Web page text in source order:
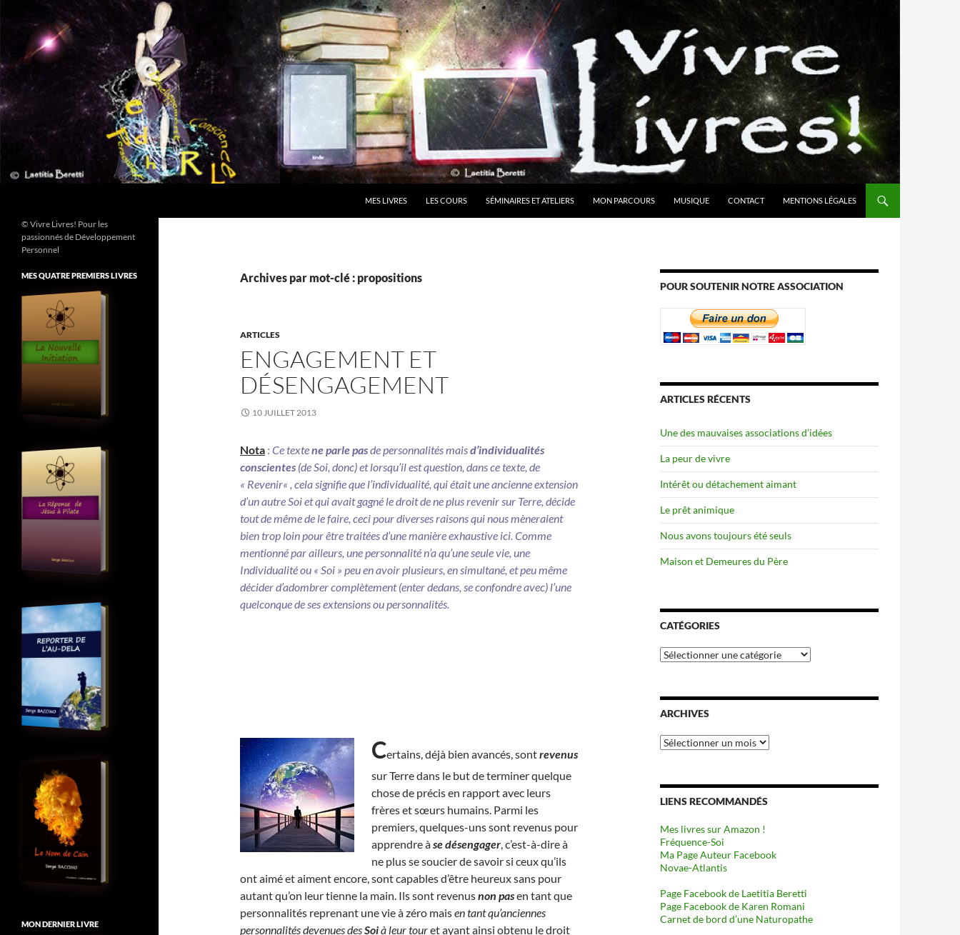
contenu
MES LIVRES LES COURS SÉMINAIRES ET ATELIERS MON PARCOURS MUSIQUE CONTACT MENTIONS LÉGALES
Archives par mot-clé : propositions
ARTICLES
ENGAGEMENT ET
DÉSENGAGEMENT
10 JUILLET 2013
Nota : Ce textene parle pasde personnalités maisd’individualités
conscientes (de Soi, donc) et lorsqu’il est question, dans ce texte, de
« Revenir« , cela signifie que l’individualité, qui était une ancienne extension
d’un autre Soi et qui avait gagné le droit de ne plus revenir sur Terre, décide
tout de même de le faire, ceci pour diverses raisons qui nous mèneraient
bien trop loin pour être traitées d’une manière exhaustive ici. Comme
mentionné par ailleurs, une personnalité n’a qu’une seule vie, une
Individualité ou « Soi » peu en avoir plusieurs, en simultané, et peu même
décider d’adombrer complètement (enter dedans, se confondre avec) l’une
quelconque de ses extensions ou personnalités.
Certains, déjà bien avancés, sontrevenus
sur Terre dans le but de terminer quelque
chose de précis en rapport avec leurs
frères et sœurs humains. Parmi les
premiers, quelques-uns sont revenus pour
apprendre àse désengager, c’est-à-dire à
ne plus se soucier de savoir si ceux qu’ils
ont aimé et aiment encore, sont capables d’être heureux sans pour
autant qu’on leur tienne la main. Ils sont revenusnon pasen tant que
personnalités reprenant une vie à zéro maisen tant qu’anciennes
personnalités devenues desSoià leur touret ayant ainsi obtenu le droit
POUR SOUTENIR NOTRE ASSOCIATION
ARTICLES RÉCENTS
Une des mauvaises associations d’idées
La peur de vivre
Intérêt ou détachement aimant
Le prêt animique
Nous avons toujours été seuls
Maison et Demeures du Père
CATÉGORIES
Catégories
ARCHIVES
Archives
LIENS RECOMMANDÉS
Mes livres sur Amazon !
Fréquence-Soi
Ma Page Auteur Facebook
Novae-Atlantis
Page Facebook de Laetitia Beretti
Page Facebook de Karen Romani
Carnet de bord d’une Naturopathe
© Vivre Livres! Pour les
passionnés de Développement
Personnel
MES QUATRE PREMIERS LIVRES
MON DERNIER LIVRE